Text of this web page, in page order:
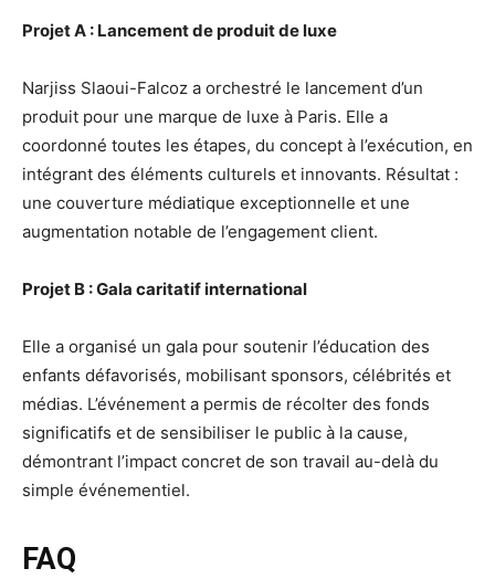
Projet A : Lancement de produit de luxe
Narjiss Slaoui-Falcoz a orchestré le lancement d’un
produit pour une marque de luxe à Paris. Elle a
coordonné toutes les étapes, du concept à l’exécution, en
intégrant des éléments culturels et innovants. Résultat :
une couverture médiatique exceptionnelle et une
augmentation notable de l’engagement client.
Projet B : Gala caritatif international
Elle a organisé un gala pour soutenir l’éducation des
enfants défavorisés, mobilisant sponsors, célébrités et
médias. L’événement a permis de récolter des fonds
significatifs et de sensibiliser le public à la cause,
démontrant l’impact concret de son travail au-delà du
simple événementiel.
FAQ